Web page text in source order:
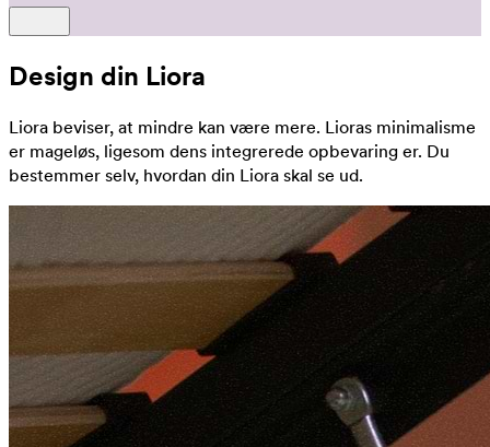
Design din Liora
Liora beviser, at mindre kan være mere. Lioras minimalisme
er mageløs, ligesom dens integrerede opbevaring er. Du
bestemmer selv, hvordan din Liora skal se ud.